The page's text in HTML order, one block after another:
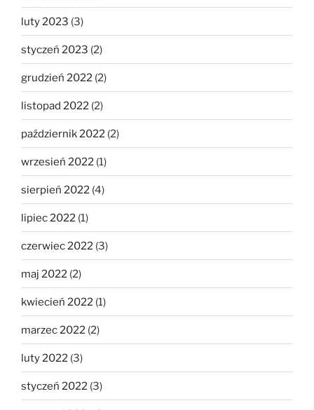
luty 2023 (3)
styczeń 2023 (2)
grudzień 2022 (2)
listopad 2022 (2)
październik 2022 (2)
wrzesień 2022 (1)
sierpień 2022 (4)
lipiec 2022 (1)
czerwiec 2022 (3)
maj 2022 (2)
kwiecień 2022 (1)
marzec 2022 (2)
luty 2022 (3)
styczeń 2022 (3)